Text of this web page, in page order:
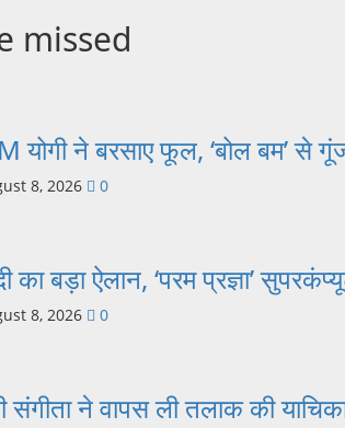
missed
योगी ने बरसाए फूल, ‘बोल बम’ से
8, 2026 0
बड़ा ऐलान, ‘परम प्रज्ञा’
8, 2026 0
ने वापस ली तलाक की